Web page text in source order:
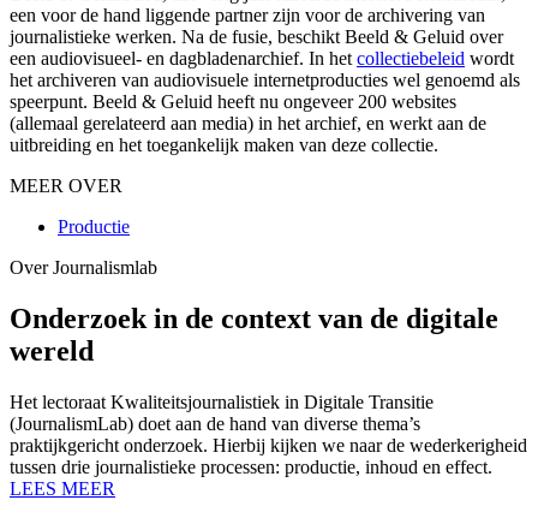
een voor de hand liggende partner zijn voor de archivering van
journalistieke werken. Na de fusie, beschikt Beeld & Geluid over
een audiovisueel- en dagbladenarchief. In hetcollectiebeleid wordt
het archiveren van audiovisuele internetproducties wel genoemd als
speerpunt. Beeld & Geluid heeft nu ongeveer 200 websites
(allemaal gerelateerd aan media) in het archief, en werkt aan de
uitbreiding en het toegankelijk maken van deze collectie.
MEER OVER
Productie
Over Journalismlab
Onderzoek in de context van de digitale
wereld
Het lectoraat Kwaliteitsjournalistiek in Digitale Transitie
(JournalismLab) doet aan de hand van diverse thema’s
praktijkgericht onderzoek. Hierbij kijken we naar de wederkerigheid
tussen drie journalistieke processen: productie, inhoud en effect.
LEES MEER